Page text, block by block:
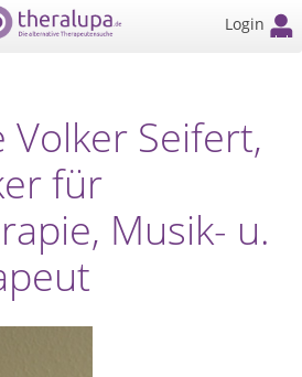
Login
Volker Seifert,
für
Musik- u.